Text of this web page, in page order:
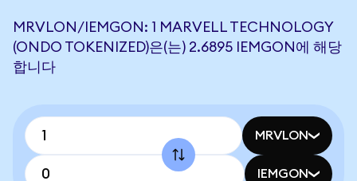
MRVLON/IEMGON: 1 MARVELL TECHNOLOGY
(ONDO TOKENIZED)은(는) 2.6895 IEMGON에 해당
합니다
MRVLON
IEMGON